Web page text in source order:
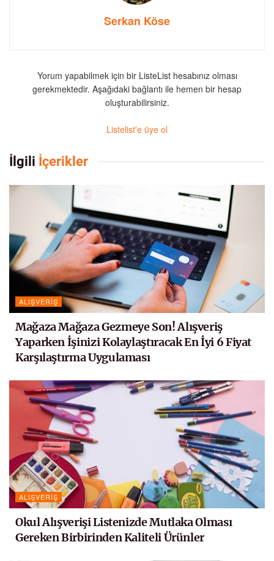
Serkan Köse
Yorum yapabilmek için bir ListeList hesabınız olması
gerekmektedir. Aşağıdaki bağlantı ile hemen bir hesap
oluşturabilirsiniz.
Listelist'e üye ol
İlgili İçerikler
ALIŞVERIŞ
Mağaza Mağaza Gezmeye Son! Alışveriş
Yaparken İşinizi Kolaylaştıracak En İyi 6 Fiyat
Karşılaştırma Uygulaması
ALIŞVERIŞ
Okul Alışverişi Listenizde Mutlaka Olması
Gereken Birbirinden Kaliteli Ürünler